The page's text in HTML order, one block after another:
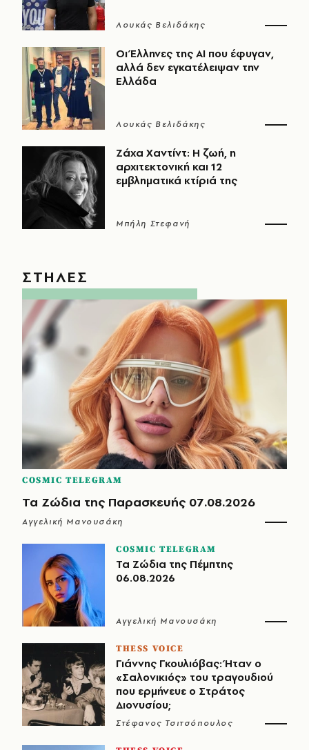
Λουκάς Βελιδάκης
Οι Έλληνες της ΑΙ που έφυγαν,
αλλά δεν εγκατέλειψαν την
Ελλάδα
Λουκάς Βελιδάκης
Ζάχα Χαντίντ: Η ζωή, η
αρχιτεκτονική και 12
εμβληματικά κτίριά της
Μπήλη Στεφανή
ΣΤΗΛΕΣ
COSMIC TELEGRAM
Τα Ζώδια της Παρασκευής 07.08.2026
Αγγελική Μανουσάκη
COSMIC TELEGRAM
Τα Ζώδια της Πέμπτης
06.08.2026
Αγγελική Μανουσάκη
THESS VOICE
Γιάννης Γκουλιόβας: Ήταν ο
«Σαλονικιός» του τραγουδιού
που ερμήνευε ο Στράτος
Διονυσίου;
Στέφανος Τσιτσόπουλος